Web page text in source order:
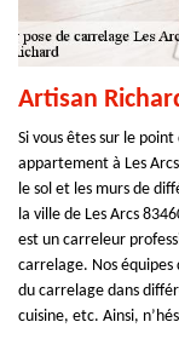
Artisan
Si vous êtes sur le
appartement à Les
le sol et les murs de
la ville de Les Arcs
est un carreleur
carrelage. Nos
du carrelage dans
cuisine, etc. Ainsi,